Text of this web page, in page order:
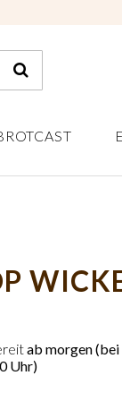
ab morgen (bei
Uhr)